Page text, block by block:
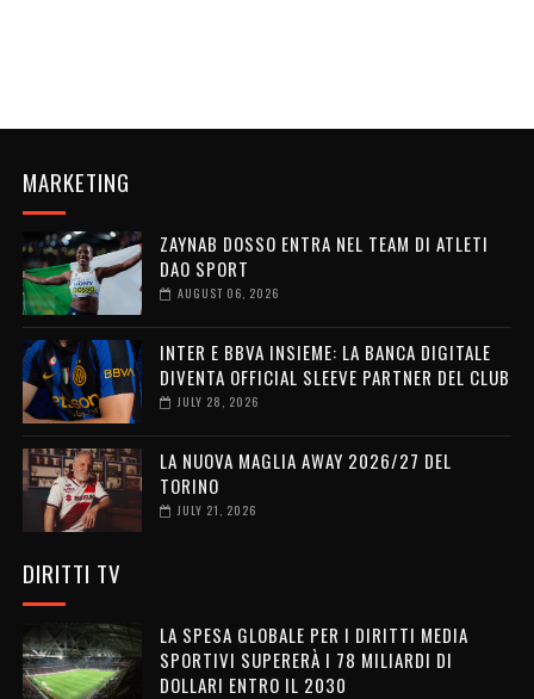
MARKETING
ZAYNAB DOSSO ENTRA NEL TEAM DI ATLETI
DAO SPORT
AUGUST 06, 2026
INTER E BBVA INSIEME: LA BANCA DIGITALE
DIVENTA OFFICIAL SLEEVE PARTNER DEL CLUB
JULY 28, 2026
LA NUOVA MAGLIA AWAY 2026/27 DEL
TORINO
JULY 21, 2026
DIRITTI TV
LA SPESA GLOBALE PER I DIRITTI MEDIA
SPORTIVI SUPERERÀ I 78 MILIARDI DI
DOLLARI ENTRO IL 2030